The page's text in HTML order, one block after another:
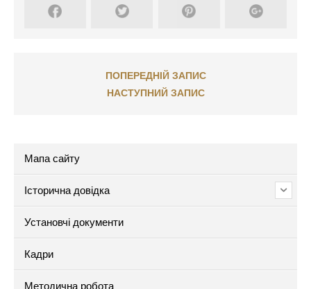
ПОПЕРЕДНІЙ ЗАПИС
НАСТУПНИЙ ЗАПИС
Мапа сайту
Історична довідка
Установчі документи
Кадри
Методична робота